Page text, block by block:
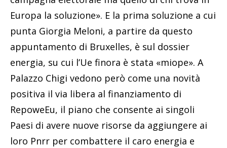
Europa la soluzione». E la prima soluzione a cui
punta Giorgia Meloni, a partire da questo
appuntamento di Bruxelles, è sul dossier
energia, su cui l’Ue finora è stata «miope». A
Palazzo Chigi vedono però come una novità
positiva il via libera al finanziamento di
RepoweEu, il piano che consente ai singoli
Paesi di avere nuove risorse da aggiungere ai
loro Pnrr per combattere il caro energia e